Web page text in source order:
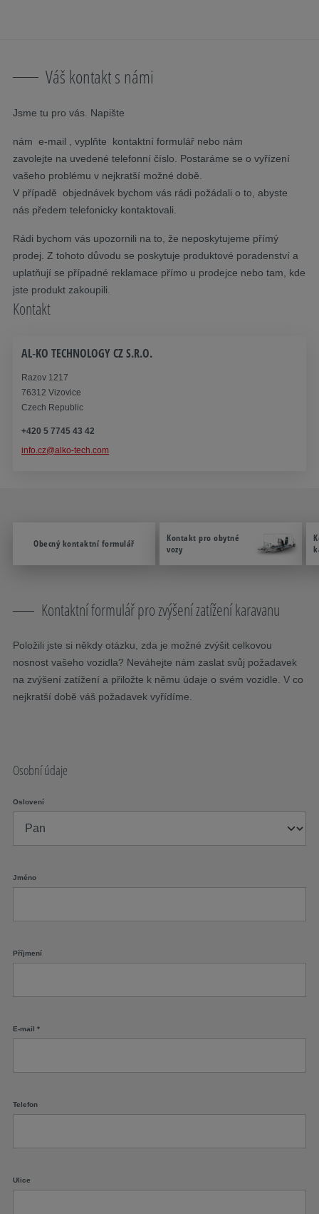
Váš kontakt s námi
Jsme tu pro vás. Napište
nám e-mail , vyplňte kontaktní formulář nebo nám
zavolejte na uvedené telefonní číslo. Postaráme se o vyřízení
vašeho problému v nejkratší možné době.
V případě objednávek bychom vás rádi požádali o to, abyste
nás předem telefonicky kontaktovali.
Rádi bychom vás upozornili na to, že neposkytujeme přímý
prodej. Z tohoto důvodu se poskytuje produktové poradenství a
uplatňují se případné reklamace přímo u prodejce nebo tam, kde
jste produkt zakoupili.
Kontakt
AL‑KO TECHNOLOGY CZ S.R.O.
Razov 1217
76312 Vizovice
Czech Republic
+420 5 7745 43 42
info.cz@alko-tech.com
Obecný kontaktní formulář
Kontakt pro obytné
vozy
Kontaktní formulář pro zvýšení zatížení karavanu
Položili jste si někdy otázku, zda je možné zvýšit celkovou
nosnost vašeho vozidla? Neváhejte nám zaslat svůj požadavek
na zvýšení zatížení a přiložte k němu údaje o svém vozidle. V co
nejkratší době váš požadavek vyřídíme.
Osobní údaje
Oslovení
Jméno
Příjmení
E-mail *
Telefon
Ulice